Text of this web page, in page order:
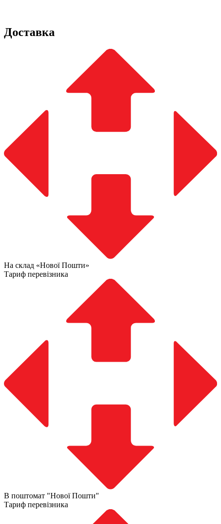
Доставка
На склад «Нової Пошти»
Тариф перевізника
В поштомат "Нової Пошти"
Тариф перевізника